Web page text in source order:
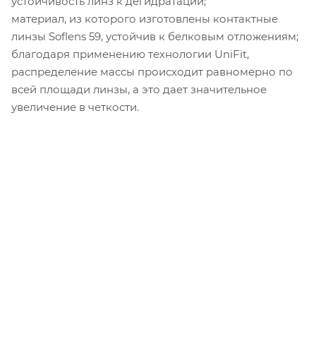
материал, из которого изготовлены контактные
линзы Soflens 59, устойчив к белковым отложениям;
благодаря применению технологии UniFit,
распределение массы происходит равномерно по
всей площади линзы, а это дает значительное
увеличение в четкости.